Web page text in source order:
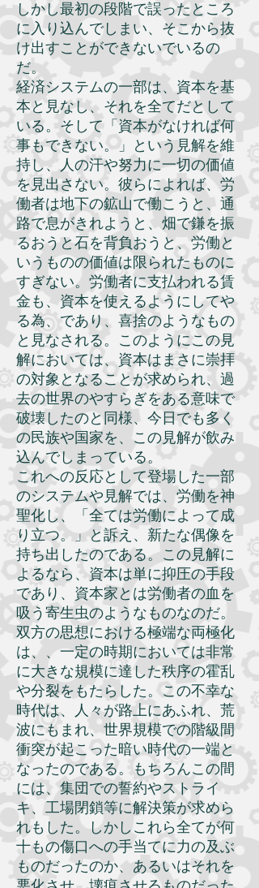
しかし最初の段階で誤ったところ
に入り込んでしまい、そこから抜
け出すことができないでいるの
だ。
経済システムの一部は、資本を基
本と見なし、それを全てだとして
いる。そして「資本がなければ何
事もできない。」という見解を維
持し、人の汗や努力に一切の価値
を見出さない。彼らによれば、労
働者は地下の鉱山で働こうと、通
路で息がきれようと、畑で鎌を振
るおうと石を背負おうと、労働と
いうものの価値は限られたものに
すぎない。労働者に支払われる賃
金も、資本を使えるようにしてや
る為、であり、喜捨のようなもの
と見なされる。このようにこの見
解においては、資本はまさに崇拝
の対象となることが求められ、過
去の世界のやすらぎをある意味で
破壊したのと同様、今日でも多く
の民族や国家を、この見解が飲み
込んでしまっている。
これへの反応として登場した一部
のシステムや見解では、労働を神
聖化し、「全ては労働によって成
り立つ。」と訴え、新たな偶像を
持ち出したのである。この見解に
よるなら、資本は単に抑圧の手段
であり、資本家とは労働者の血を
吸う寄生虫のようなものなのだ。
双方の思想における極端な両極化
は、、一定の時期においては非常
に大きな規模に達した秩序の霍乱
や分裂をもたらした。この不幸な
時代は、人々が路上にあふれ、荒
波にもまれ、世界規模での階級間
衝突が起こった暗い時代の一端と
なったのである。もちろんこの間
には、集団での誓約やストライ
キ、工場閉鎖等に解決策が求めら
れもした。しかしこれら全てが何
十もの傷口への手当てに力の及ぶ
ものだったのか、あるいはそれを